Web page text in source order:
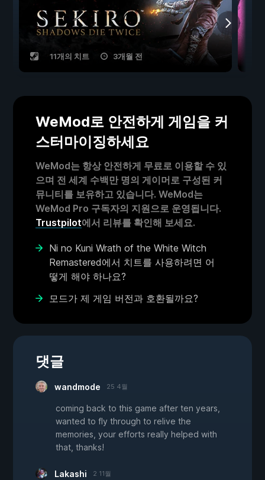
11개의 치트 3개월 전
WeMod로 안전하게 게임을 커
스터마이징하세요
WeMod는 항상 안전하게 무료로 이용할 수 있
으며 전 세계 수백만 명의 게이머로 구성된 커
뮤니티를 보유하고 있습니다. WeMod는
WeMod Pro 구독자의 지원으로 운영됩니다.
Trustpilot에서 리뷰를 확인해 보세요.
Ni no Kuni Wrath of the White Witch
Remastered에서 치트를 사용하려면 어
떻게 해야 하나요?
모드가 제 게임 버전과 호환될까요?
댓글
wandmode 25 4월
coming back to this game after ten years,
wanted to fly through to relive the
memories, your efforts really helped with
that, thanks!
Lakashi 2 11월